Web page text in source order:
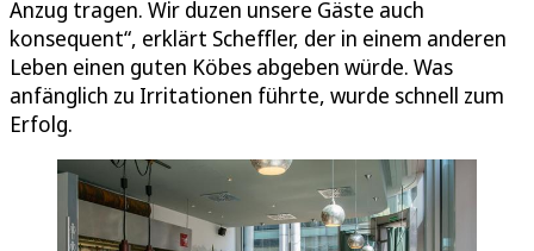
Anzug tragen. Wir duzen unsere Gäste auch
konsequent“, erklärt Scheffler, der in einem anderen
Leben einen guten Köbes abgeben würde. Was
anfänglich zu Irritationen führte, wurde schnell zum
Erfolg.